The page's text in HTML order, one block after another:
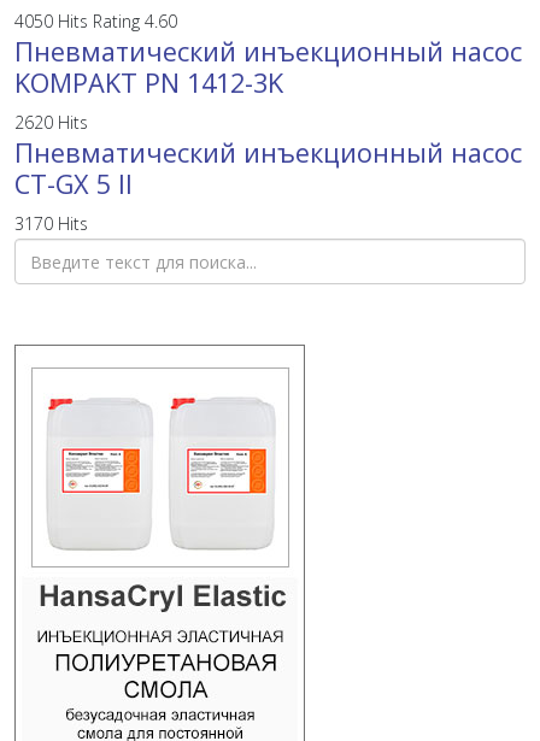
4050 Hits Rating 4.60
Пневматический инъекционный насос
KOMPAKT PN 1412-3K
2620 Hits
Пневматический инъекционный насос
CT-GX 5 II
3170 Hits